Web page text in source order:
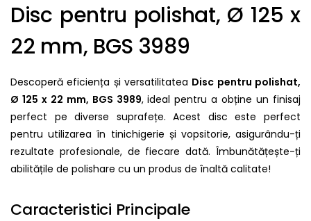
Disc pentru polishat, Ø 125 x
22 mm, BGS 3989
Descoperă eficiența și versatilitatea Disc pentru polishat,
Ø 125 x 22 mm, BGS 3989, ideal pentru a obține un finisaj
perfect pe diverse suprafețe. Acest disc este perfect
pentru utilizarea în tinichigerie și vopsitorie, asigurându-ți
rezultate profesionale, de fiecare dată. Îmbunătățește-ți
abilitățile de polishare cu un produs de înaltă calitate!
Caracteristici Principale